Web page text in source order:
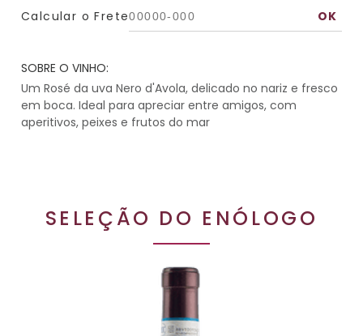
Calcular o Frete
SOBRE O VINHO:
Um Rosé da uva Nero d'Avola, delicado no nariz e fresco
em boca. Ideal para apreciar entre amigos, com
aperitivos, peixes e frutos do mar
SELEÇÃO DO ENÓLOGO